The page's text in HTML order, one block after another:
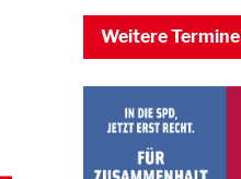
Weitere Termine